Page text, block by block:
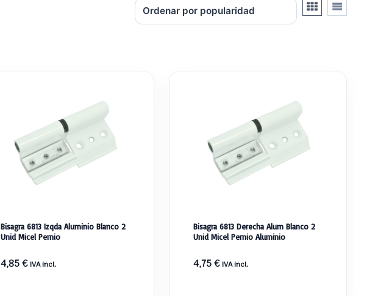
Bisagra 6813 Izqda Aluminio Blanco 2
Unid Micel Pernio
4,85€ IVA incl.
Bisagra 6813 Derecha Alum Blanco 2
Unid Micel Pernio Aluminio
4,75€ IVA incl.